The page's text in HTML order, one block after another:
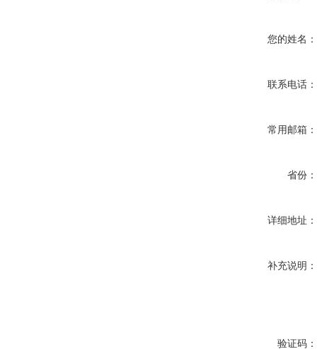
您的姓名：
联系电话：
常用邮箱：
省份：
详细地址：
补充说明：
验证码：